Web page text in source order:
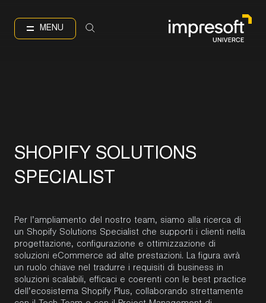
MENU
Language
IT
SHOPIFY SOLU T IONS
SPECIALIS T
Per l’ampliamento del nostro team, siamo alla ricerca di
un Shopify Solutions Specialist che supporti i clienti nella
progettazione, configurazione e ottimizzazione di
soluzioni eCommerce ad alte prestazioni. La figura avrà
un ruolo chiave nel tradurre i requisiti di business in
soluzioni scalabili, efficaci e coerenti con le best practice
dell’ecosistema Shopify Plus, collaborando strettamente